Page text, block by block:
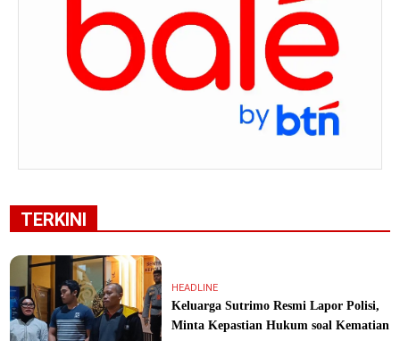
TERKINI
HEADLINE
Keluarga Sutrimo Resmi Lapor Polisi,
Minta Kepastian Hukum soal Kematian